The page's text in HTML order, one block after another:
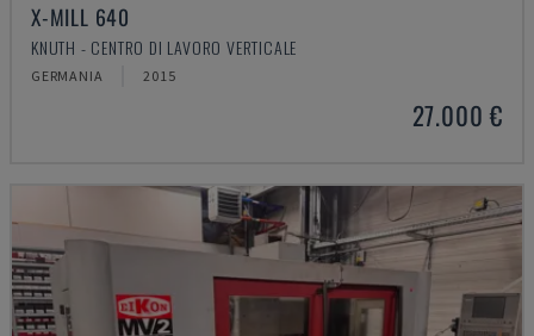
X-MILL 640
KNUTH - CENTRO DI LAVORO VERTICALE
GERMANIA 2015
27.000 €